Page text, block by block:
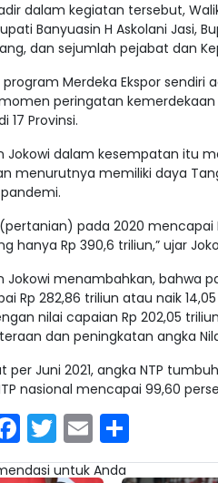
dalam kegiatan tersebut,
Banyuasin H Askolani Jasi,
dan sejumlah pejabat dan
Merdeka Ekspor sendiri
peringatan kemerdekaan
17 Provinsi.
Jokowi dalam kesempatan itu
menurutnya memiliki daya
(pertanian) pada 2020 mencapai
hanya Rp 390,6 triliun,” ujar
Jokowi menambahkan, bahwa
Rp 282,86 triliun atau naik
nilai capaian Rp 202,05
dan peningkatan angka
per Juni 2021, angka NTP
nasional mencapai 99,60
Facebook
Twitter
Email
untuk Anda